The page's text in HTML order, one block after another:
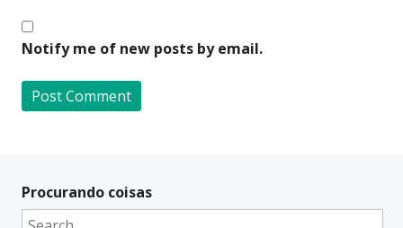
Notify me of new posts by email.
t
e
Procurando coisas
Search